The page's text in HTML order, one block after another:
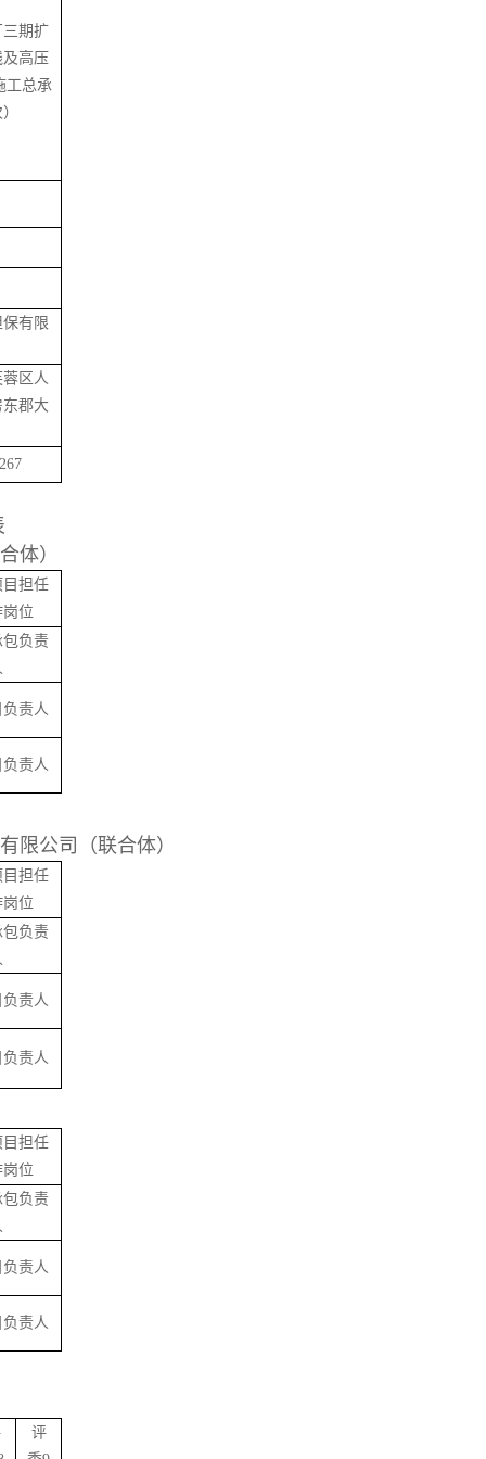
期扩
高压
工总承
有限
区人
东郡大
体）
担任
岗位
包负责
责人
责人
限公司（联合体）
担任
岗位
包负责
责人
责人
担任
岗位
包负责
责人
责人
评